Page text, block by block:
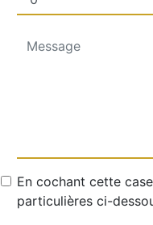
En cochant cette
particulières ci-